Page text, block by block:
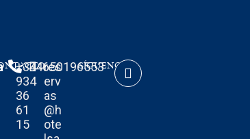
+34
934
36
61
15
34650196553
res
erv
as
@h
ote
SÍGUENOS